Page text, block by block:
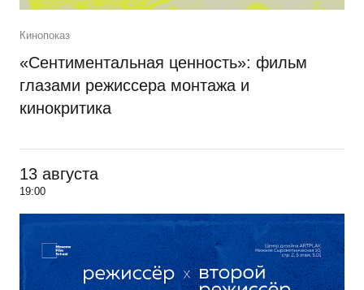
Кинопоказ
«Сентиментальная ценность»: фильм
глазами режиссера монтажа и
кинокритика
13 августа
19:00